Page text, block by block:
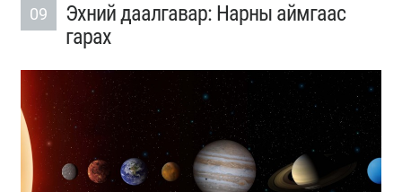
09
Эхний даалгавар: Нарны аймгаас
гарах